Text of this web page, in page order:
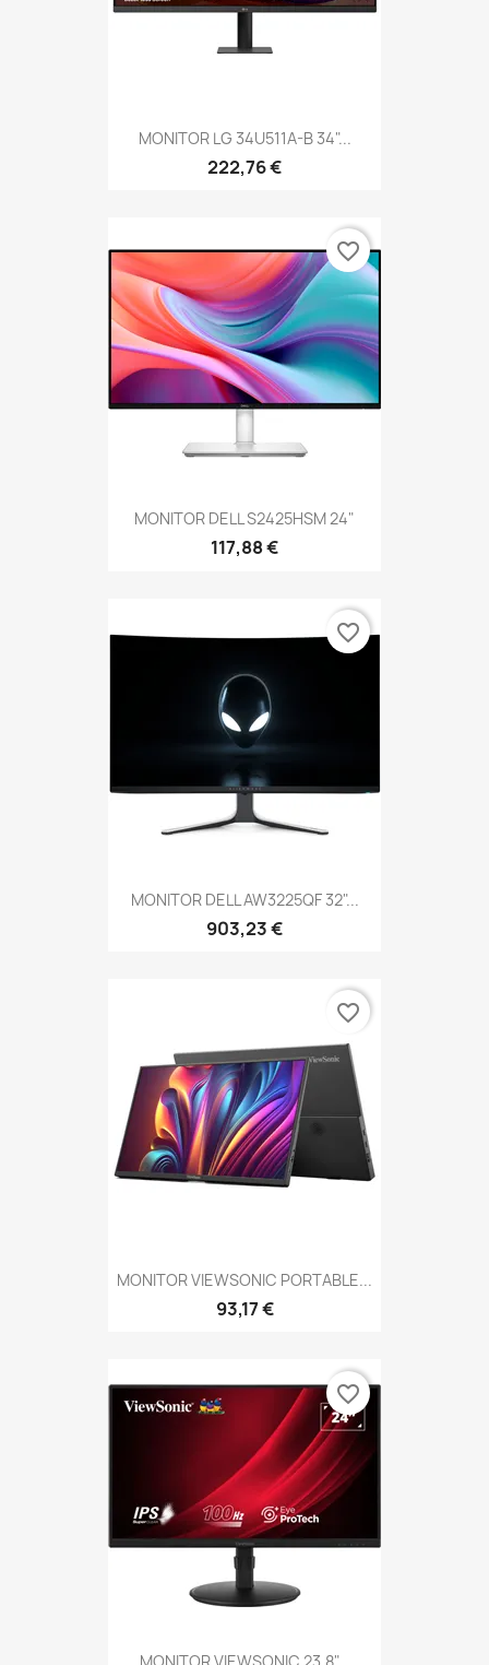
MONITOR LG 34U511A-B 34"...
222,76 €
MONITOR DELL S2425HSM 24"
117,88 €
favorite_border
MONITOR DELL AW3225QF 32"...
903,23 €
favorite_border
MONITOR VIEWSONIC PORTABLE...
93,17 €
favorite_border
MONITOR VIEWSONIC 23,8"...
favorite_border